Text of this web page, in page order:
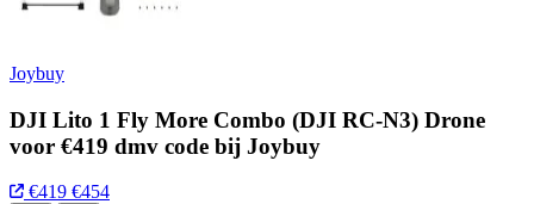
Joybuy
DJI Lito 1 Fly More Combo (DJI RC-N3) Drone
voor €419 dmv code bij Joybuy
€419 €454